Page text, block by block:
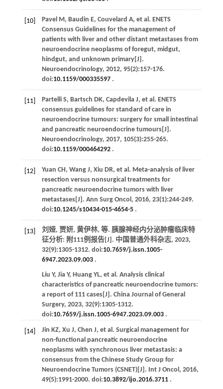
[10] Pavel M, Baudin E, Couvelard A, et al. ENETS
Consensus Guidelines for the management of
patients with liver and other distant metastases from
neuroendocrine neoplasms of foregut, midgut,
hindgut, and unknown primary[J].
Neuroendocrinology, 2012, 95(2):157-176.
doi:10.1159/000335597.
[11] Partelli S, Bartsch DK, Capdevila J, et al. ENETS
consensus guidelines for standard of care in
neuroendocrine tumours: surgery for small intestinal
and pancreatic neuroendocrine tumours[J].
Neuroendocrinology, 2017, 105(3):255-265.
doi:10.1159/000464292.
[12] Yuan CH, Wang J, Xiu DR, et al. Meta-analysis of liver
resection versus nonsurgical treatments for
pancreatic neuroendocrine tumors with liver
metastases[J]. Ann Surg Oncol, 2016, 23(1):244-249.
doi:10.1245/s10434-015-4654-5.
[13] 刘娅, 贾妍, 黄伊林, 等. 胰腺神经内分泌肿瘤临床特
征分析: 附111例报告[J]. 中国普通外科杂志, 2023,
32(9):1305-1312. doi:10.7659/j.issn.1005-
6947.2023.09.003.
Liu Y, Jia Y, Huang YL, et al. Analysis clinical
characteristics of pancreatic neuroendocrine tumors:
a report of 111 cases[J]. China Journal of General
Surgery, 2023, 32(9):1305-1312.
doi:10.7659/j.issn.1005-6947.2023.09.003.
[14] Jin KZ, Xu J, Chen J, et al. Surgical management for
non-functional pancreatic neuroendocrine
neoplasms with synchronous liver metastasis: a
consensus from the Chinese Study Group for
Neuroendocrine Tumors (CSNET)[J]. Int J Oncol, 2016,
49(5):1991-2000. doi:10.3892/ijo.2016.3711.